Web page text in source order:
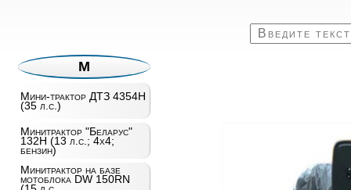
М
Мини-трактор ДТЗ 4354H
(35 л.с.)
Минитрактор "Беларус"
132Н (13 л.с.; 4х4;
бензин)
Минитрактор на базе
мотоблока DW 150RN